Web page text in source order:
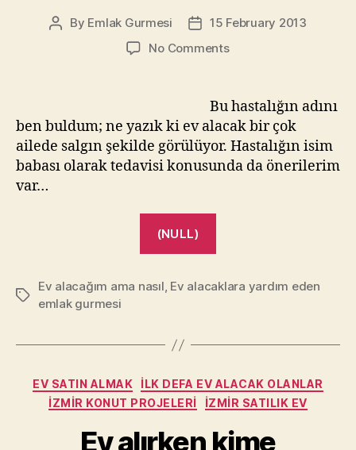
Post
By Emlak Gurmesi
Post15 February 2013
No Commentson
ve
belirtileri!
Bu hastalığın adını
ben buldum; ne yazık ki ev alacak bir çok
ailede salgın şekilde görülüyor. Hastalığın isim
babası olarak tedavisi konusunda da önerilerim
var…
(NULL)
belirtileri!”
Tags
Ev alacağım ama nasıl, Ev alacaklara yardım eden
emlak gurmesi
Categories
EV SATIN ALMAK
İLK DEFA EV ALACAK OLANLAR
İZMIR KONUT PROJELERI
İZMIR SATILIK EV
Ev alırken kime